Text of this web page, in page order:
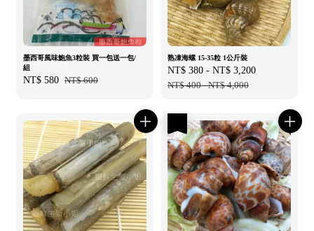
墨西哥風味鮑魚3粒裝 買一包送一包/
組
Sale
NT$ 580 Regular
NT$ 600
熟凍海螺 15-35粒 1公斤裝
Sale
price
NT$ 380 - NT$ 3,200
NT$ 400-NT$ 4,000